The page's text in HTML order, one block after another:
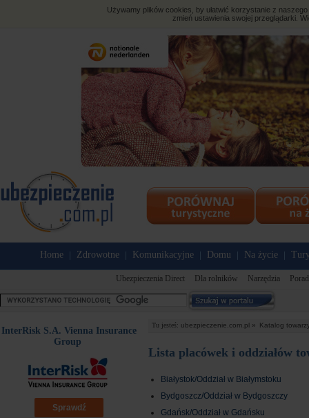
Używamy plików cookies, by ułatwić korzystanie z
zmień ustawienia swojej przeglądarki.
Home Zdrowotne Komunikacyjne Domu Na życie
Ubezpieczenia Direct Dla rolników Narzędzia
InterRisk S.A. Vienna Insurance
Group
Sprawdź
Tu jesteś: ubezpieczenie.com.pl » Katalog
Lista placówek i oddziałów
Białystok/Oddział w Białymstoku
Bydgoszcz/Oddział w Bydgoszczy
Gdańsk/Oddział w Gdańsku